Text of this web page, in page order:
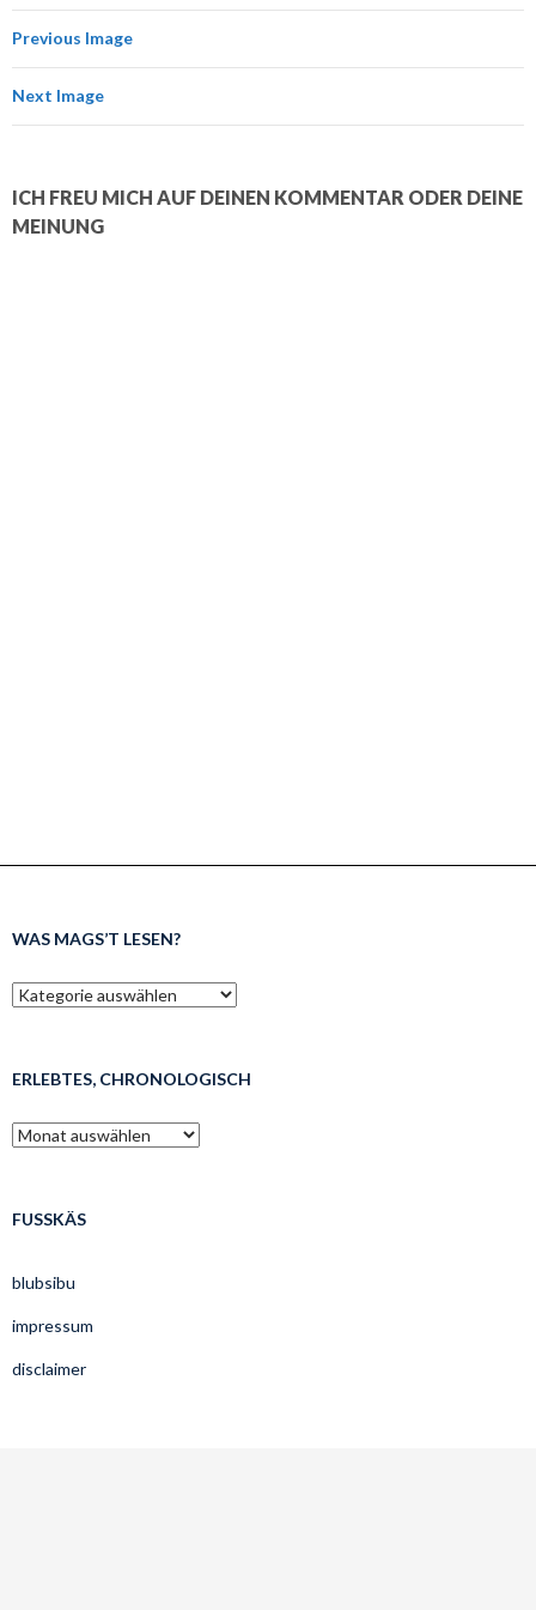
Previous Image
Next Image
ICH FREU MICH AUF DEINEN KOMMENTAR ODER DEINE
MEINUNG
WAS MAGS’T LESEN?
was
mags’t
ERLEBTES, CHRONOLOGISCH
erlebtes,
chronologisch
FUSSKÄS
blubsibu
impressum
disclaimer